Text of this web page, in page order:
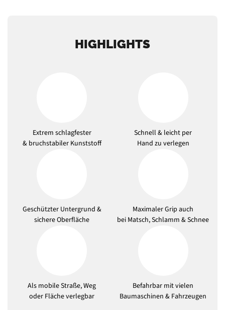
HIGHLIGHTS
Extrem schlagfester
& bruchstabiler Kunststoff
Schnell & leicht per
Hand zu verlegen
Geschützter Untergrund &
sichere Oberfläche
Maximaler Grip auch
bei Matsch, Schlamm & Schnee
Als mobile Straße, Weg
oder Fläche verlegbar
Befahrbar mit vielen
Baumaschinen & Fahrzeugen